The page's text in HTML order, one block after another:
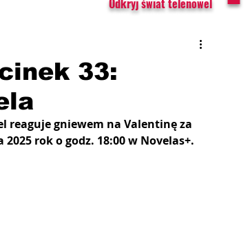
Odkryj świat telenowel
33:
reaguje gniewem na Valentinę za
rok o godz. 18:00 w Novelas+.